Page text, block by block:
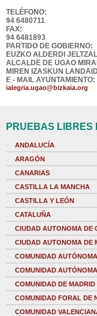
TELÉFONO:
94 6480711
FAX:
94 6481893
PARTIDO DE GOBIERNO:
EUZKO ALDERDI
ALCALDE DE UGAO
MIREN IZASKUN
E - MAIL AYUNTAMIENTO:
ialegria.ugao@bizkaia.org
PRUEBAS LIBRES
ANDALUCÍA
ARAGÓN
CANARIAS
CASTILLA LA MANCHA
CASTILLA Y LEÓN
CATALUÑA
CIUDAD AUTONOMA DE
CIUDAD AUTONOMA DE
COMUNIDAD
COMUNIDAD
COMUNIDAD DE MADRID
COMUNIDAD FORAL DE
COMUNIDAD